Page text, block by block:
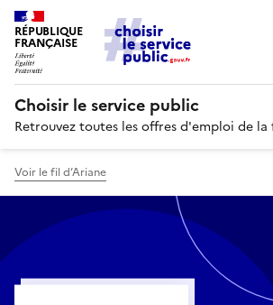
RÉPUBLIQUE
FRANÇAISE
Choisir le service public
Retrouvez toutes les offres d'emploi de
Voir le fil d’Ariane